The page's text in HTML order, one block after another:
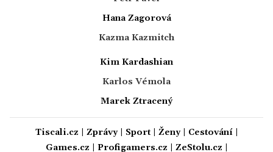
Hana Zagorová
Kazma Kazmitch
Kim Kardashian
Karlos Vémola
Marek Ztracený
Tiscali.cz Zprávy| Sport| Ženy| Cestování|
Games.cz
Profigamers.cz ZeStolu.cz